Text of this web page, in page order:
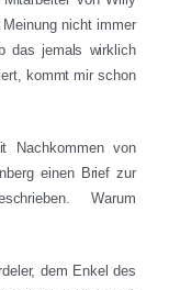
nicht immer
das jemals wirklich
kommt mir schon
Nachkommen von
einen Brief zur
Warum
dem Enkel des